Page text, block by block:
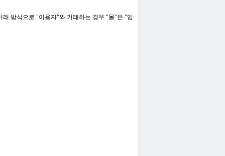
방식으로 "이용자"와 거래하는 경우 "몰"은 "입